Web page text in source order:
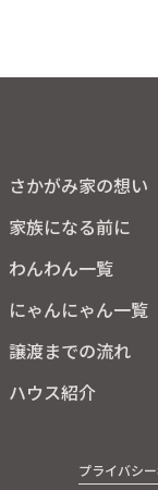
さかがみ家の想い
家族になる前に
わんわん一覧
にゃんにゃん一覧
譲渡までの流れ
ハウス紹介
プライバシ